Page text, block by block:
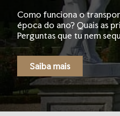
Como funciona o
época do ano? Quais as
Perguntas que tu nem
Saiba mais